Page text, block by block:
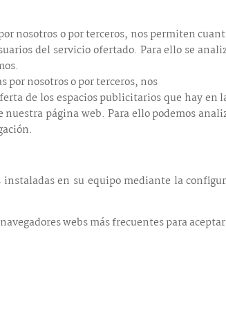
nosotros o por terceros, nos permiten
del servicio ofertado. Para ello se
por nosotros o por terceros, nos
de los espacios publicitarios que hay
página web. Para ello podemos
en su equipo mediante la
webs más frecuentes para